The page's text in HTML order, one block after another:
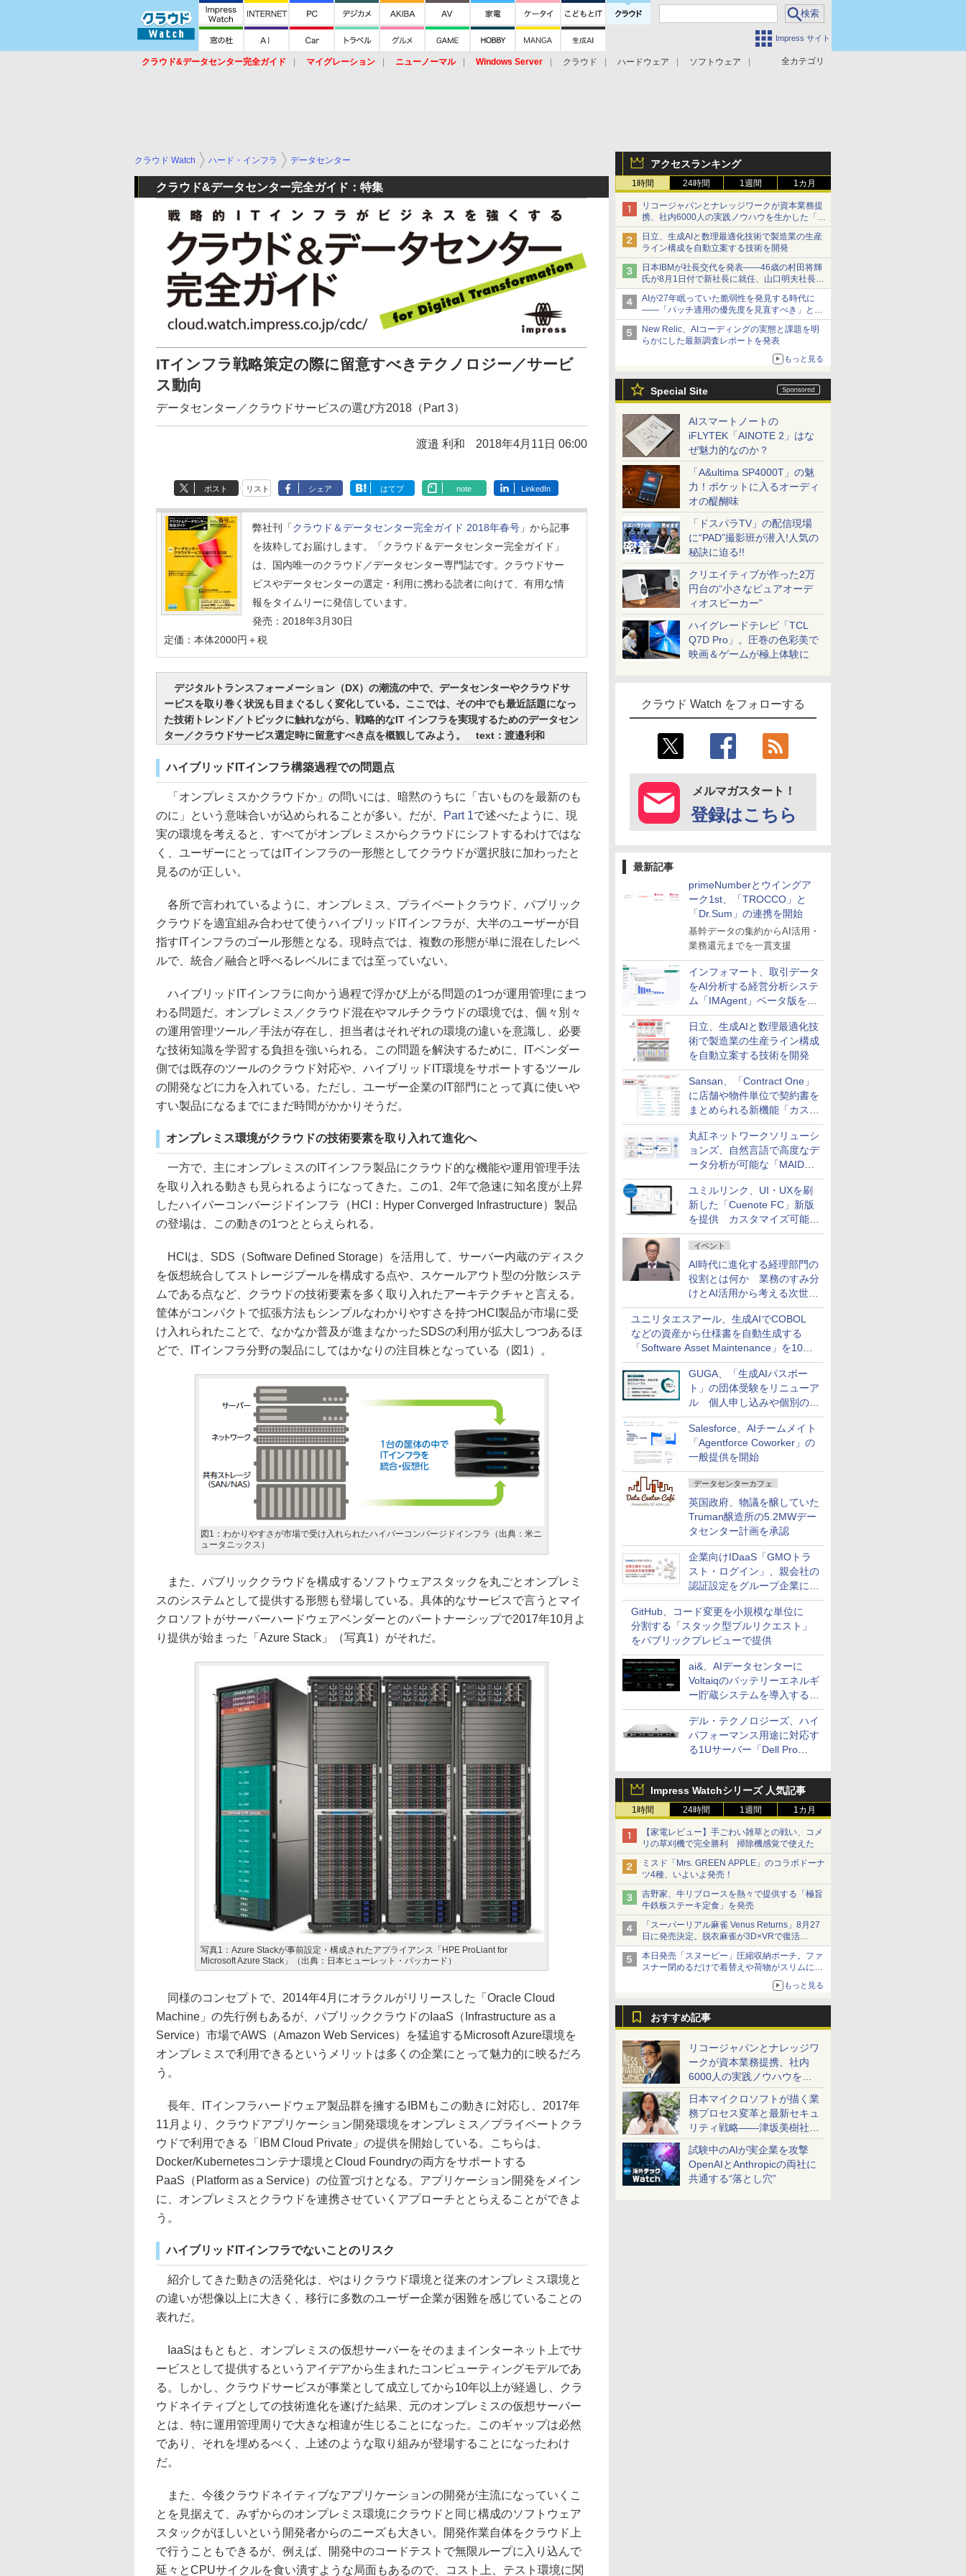
Impress サイト
全カテゴリ
クラウド&データセンター完全ガイド マイグレーション ニューノーマル Windows Server クラウド ハードウェア
ソフトウェア
アクセスランキング
1時間 24時間 1週間 1カ月
リコージャパンとナレッジワークが資本業務提
携、社内6000人の実践ノウハウを生かした「AI
商談記録 for RICOH」を展開へ
日立、生成AIと数理最適化技術で製造業の生産
ライン構成を自動立案する技術を開発
日本IBMが社長交代を発表――46歳の村田将輝
氏が8月1日付で新社長に就任、山口明夫社長は
会長へ
AIが27年眠っていた脆弱性を発見する時代に
――「パッチ適用の優先度を見直すべき」とセ
キュリティ専門家
New Relic、AIコーディングの実態と課題を明
らかにした最新調査レポートを発表
もっと見る
Special Site
AIスマートノートの
iFLYTEK「AINOTE 2」はな
ぜ魅力的なのか？
「A&ultima SP4000T」の魅
力！ポケットに入るオーディ
オの醍醐味
「ドスパラTV」の配信現場
に“PAD”撮影班が潜入!人気の
秘訣に迫る!!
クリエイティブが作った2万
円台の“小さなピュアオーデ
ィオスピーカー”
ハイグレードテレビ「TCL
Q7D Pro」。圧巻の色彩美で
映画＆ゲームが極上体験に
クラウド Watch をフォローする
メルマガスタート！
登録はこちら
最新記事
primeNumberとウイングア
ーク1st、「TROCCO」と
「Dr.Sum」の連携を開始
基幹データの集約からAI活用・
業務還元までを一貫支援
インフォマート、取引データ
をAI分析する経営分析システ
ム「IMAgent」ベータ版を提
供
日立、生成AIと数理最適化技
術で製造業の生産ライン構成
を自動立案する技術を開発
Sansan、「Contract One」
に店舗や物件単位で契約書を
まとめられる新機能「カスタ
ム契約ツリー」を追加
丸紅ネットワークソリューシ
ョンズ、自然言語で高度なデ
ータ分析が可能な「MAIDOA
AI ASSIST」を9月より提供
ユミルリンク、UI・UXを刷
新した「Cuenote FC」新版
を提供 カスタマイズ可能な
ダッシュボード画面を搭載
イベント
AI時代に進化する経理部門の
役割とは何か 業務のすみ分
けとAI活用から考える次世代
ファイナンス戦略
ユニリタエスアール、生成AIでCOBOL
などの資産から仕様書を自動生成する
「Software Asset Maintenance」を10月
に発売
GUGA、「生成AIパスポー
ト」の団体受験をリニューア
ル 個人申し込みや個別の支
払いなどに対応
Salesforce、AIチームメイト
「Agentforce Coworker」の
一般提供を開始
データセンターカフェ
英国政府、物議を醸していた
Truman醸造所の5.2MWデー
タセンター計画を承認
企業向けIDaaS「GMOトラ
スト・ログイン」、親会社の
認証設定をグループ企業に展
開できる新機能を提供
GitHub、コード変更を小規模な単位に
分割する「スタック型プルリクエスト」
をパブリックプレビューで提供
ai&、AIデータセンターに
Voltaiqのバッテリーエネルギ
ー貯蔵システムを導入する計
画を発表
デル・テクノロジーズ、ハイ
パフォーマンス用途に対応す
る1Uサーバー「Dell Pro
売
Impress Watchシリーズ 人気記事
1時間 24時間 1週間 1カ月
【家電レビュー】手ごわい雑草との戦い、コメ
リの草刈機で完全勝利 掃除機感覚で使えた
ミスド「Mrs. GREEN APPLE」のコラボドーナ
ツ4種、いよいよ発売！
吉野家、牛リブロースを熱々で提供する「極旨
牛鉄板ステーキ定食」を発売
「スーパーリアル麻雀 Venus Returns」8月27
日に発売決定。脱衣麻雀が3D×VRで復活
発売から2週間は20%オフになるセールが実施
本日発売「スヌーピー」圧縮収納ポーチ。ファ
スナー閉めるだけで着替えや荷物がスリムにま
もっと見る
おすすめ記事
リコージャパンとナレッジワ
ークが資本業務提携、社内
6000人の実践ノウハウを生
かした「AI商談記録 for
RICOH」を展開へ
日本マイクロソフトが描く業
務プロセス変革と最新セキュ
リティ戦略――津坂美樹社長
が2027年度戦略を説明
試験中のAIが実企業を攻撃
OpenAIとAnthropicの両社に
共通する“落とし穴”
クラウド Watch ハード・インフラ データセンター
クラウド&データセンター完全ガイド：特集
ITインフラ戦略策定の際に留意すべきテクノロジー／サービ
ス動向
データセンター／クラウドサービスの選び方2018（Part 3）
渡邉 利和 2018年4月11日 06:00
ポスト リスト シェア はてブ note LinkedIn
弊社刊「クラウド＆データセンター完全ガイド 2018年春号 」から記事
を抜粋してお届けします。「クラウド＆データセンター完全ガイド」
は、国内唯一のクラウド／データセンター専門誌です。クラウドサー
ビスやデータセンターの選定・利用に携わる読者に向けて、有用な情
報をタイムリーに発信しています。
発売：2018年3月30日
定価：本体2000円＋税
デジタルトランスフォーメーション（DX）の潮流の中で、データセンターやクラウドサ
ービスを取り巻く状況も目まぐるしく変化している。ここでは、その中でも最近話題になっ
た技術トレンド／トピックに触れながら、戦略的なIT インフラを実現するためのデータセン
ター／クラウドサービス選定時に留意すべき点を概観してみよう。 text：渡邉利和
ハイブリッドITインフラ構築過程での問題点
「オンプレミスかクラウドか」の問いには、暗黙のうちに「古いものを最新のも
のに」という意味合いが込められることが多い。だが、
Part 1で述べたように、現
実の環境を考えると、すべてがオンプレミスからクラウドにシフトするわけではな
く、ユーザーにとってはITインフラの一形態としてクラウドが選択肢に加わったと
見るのが正しい。
各所で言われているように、オンプレミス、プライベートクラウド、パブリック
クラウドを適宜組み合わせて使うハイブリッドITインフラが、大半のユーザーが目
指すITインフラのゴール形態となる。現時点では、複数の形態が単に混在したレベ
ルで、統合／融合と呼べるレベルにまでは至っていない。
ハイブリッドITインフラに向かう過程で浮かび上がる問題の1つが運用管理にまつ
わる問題だ。オンプレミス／クラウド混在やマルチクラウドの環境では、個々別々
の運用管理ツール／手法が存在し、担当者はそれぞれの環境の違いを意識し、必要
な技術知識を学習する負担を強いられる。この問題を解決するために、ITベンダー
側では既存のツールのクラウド対応や、ハイブリッドIT環境をサポートするツール
の開発などに力を入れている。ただし、ユーザー企業のIT部門にとって真に使いや
すい製品になるまでにまだ時間がかかりそうだ。
オンプレミス環境がクラウドの技術要素を取り入れて進化へ
一方で、主にオンプレミスのITインフラ製品にクラウド的な機能や運用管理手法
を取り入れる動きも見られるようになってきた。この1、2年で急速に知名度が上昇
したハイパーコンバージドインフラ（HCI：Hyper Converged Infrastructure）製品
の登場は、この動きの1つととらえられる。
HCIは、SDS（Software Defined Storage）を活用して、サーバー内蔵のディスク
を仮想統合してストレージプールを構成する点や、スケールアウト型の分散システ
ムである点など、クラウドの技術要素を多く取り入れたアーキテクチャと言える。
筐体がコンパクトで拡張方法もシンプルなわかりやすさを持つHCI製品が市場に受
け入れられたことで、なかなか普及が進まなかったSDSの利用が拡大しつつあるほ
どで、ITインフラ分野の製品にしてはかなりの注目株となっている（図1）。
図1：わかりやすさが市場で受け入れられたハイパーコンバージドインフラ（出典：米ニ
ュータニックス）
また、パブリッククラウドを構成するソフトウェアスタックを丸ごとオンプレミ
スのシステムとして提供する形態も登場している。具体的なサービスで言うとマイ
クロソフトがサーバーハードウェアベンダーとのパートナーシップで2017年10月よ
り提供が始まった「Azure Stack」（写真1）がそれだ。
写真1：Azure Stackが事前設定・構成されたアプライアンス「HPE ProLiant for
Microsoft Azure Stack」（出典：日本ヒューレット・パッカード）
同様のコンセプトで、2014年4月にオラクルがリリースした「Oracle Cloud
Machine」の先行例もあるが、パブリッククラウドのIaaS（Infrastructure as a
Service）市場でAWS（Amazon Web Services）を猛追するMicrosoft Azure環境を
オンプレミスで利用できるというメリットは多くの企業にとって魅力的に映るだろ
う。
長年、ITインフラハードウェア製品群を擁するIBMもこの動きに対応し、2017年
11月より、クラウドアプリケーション開発環境をオンプレミス／プライベートクラ
ウドで利用できる「IBM Cloud Private」の提供を開始している。こちらは、
Docker/Kubernetesコンテナ環境とCloud Foundryの両方をサポートする
PaaS（Platform as a Service）の位置づけとなる。アプリケーション開発をメイン
に、オンプレミスとクラウドを連携させていくアプローチととらえることができよ
う。
ハイブリッドITインフラでないことのリスク
紹介してきた動きの活発化は、やはりクラウド環境と従来のオンプレミス環境と
の違いが想像以上に大きく、移行に多数のユーザー企業が困難を感じていることの
表れだ。
IaaSはもともと、オンプレミスの仮想サーバーをそのままインターネット上でサ
ービスとして提供するというアイデアから生まれたコンピューティングモデルであ
る。しかし、クラウドサービスが事業として成立してから10年以上が経過し、クラ
ウドネイティブとしての技術進化を遂げた結果、元のオンプレミスの仮想サーバー
とは、特に運用管理周りで大きな相違が生じることになった。このギャップは必然
であり、それを埋めるべく、上述のような取り組みが登場することになったわけ
だ。
また、今後クラウドネイティブなアプリケーションの開発が主流になっていくこ
とを見据えて、みずからのオンプレミス環境にクラウドと同じ構成のソフトウェア
スタックがほしいという開発者からのニーズも大きい。開発作業自体をクラウド上
で行うこともできるが、例えば、開発中のコードテストで無限ループに入り込んで
延々とCPUサイクルを食い潰すような局面もあるので、コスト上、テスト環境に関